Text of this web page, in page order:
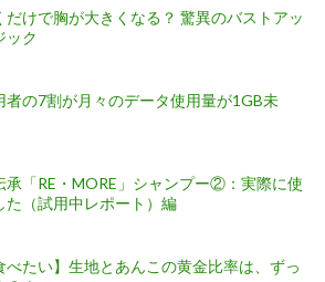
だけで胸が大きくなる？ 驚異のバストアッ
ック
者の7割が月々のデータ使用量が1GB未
承「RE・MORE」シャンプー②：実際に使
た（試用中レポート）編
べたい】生地とあんこの黄金比率は、ずっ